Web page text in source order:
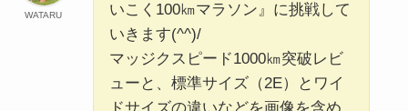
WATARU
いこく100㎞マラソン』に挑戦して
いきます(^^)/
マッジクスピード1000㎞突破レビ
ューと、標準サイズ（2E）とワイ